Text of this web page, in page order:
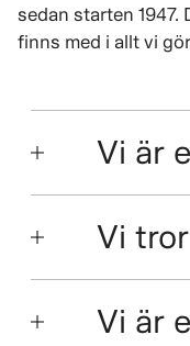
sedan starten
finns med i allt vi
Vi är
Vi
Vi är